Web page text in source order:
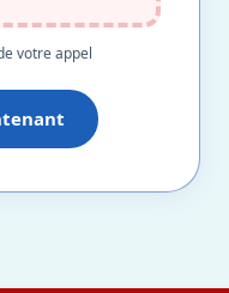
votre appel